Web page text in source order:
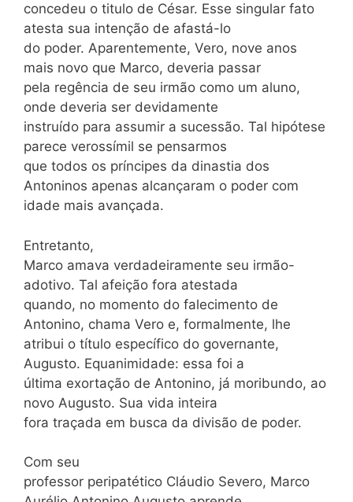
concedeu o titulo de César. Esse singular fato
atesta sua intenção de afastá-lo
do poder. Aparentemente, Vero, nove anos
mais novo que Marco, deveria passar
pela regência de seu irmão como um aluno,
onde deveria ser devidamente
instruído para assumir a sucessão. Tal hipótese
parece verossímil se pensarmos
que todos os príncipes da dinastia dos
Antoninos apenas alcançaram o poder com
idade mais avançada.
Entretanto,
Marco amava verdadeiramente seu irmão-
adotivo. Tal afeição fora atestada
quando, no momento do falecimento de
Antonino, chama Vero e, formalmente, lhe
atribui o título específico do governante,
Augusto. Equanimidade: essa foi a
última exortação de Antonino, já moribundo, ao
novo Augusto. Sua vida inteira
fora traçada em busca da divisão de poder.
Com seu
professor peripatético Cláudio Severo, Marco